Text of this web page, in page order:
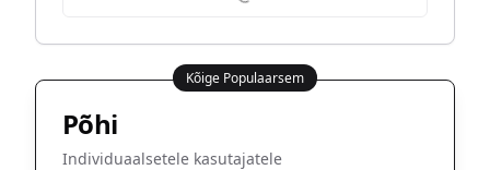
Kõige Populaarsem
Põhi
Individuaalsetele kasutajatele